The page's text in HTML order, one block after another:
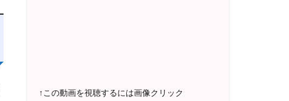
↑この動画を視聴するには画像クリック